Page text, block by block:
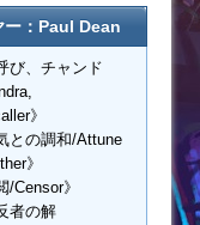
：Paul Dean
び、チャンド
》
との調和/Attune
》
/Censor》
者の解